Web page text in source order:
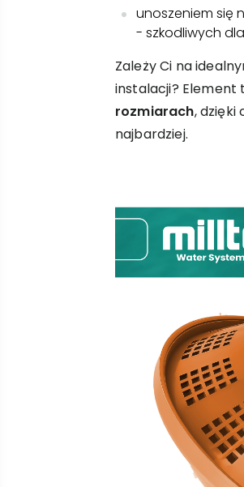
unoszeniem się
- szkodliwych
Zależy Ci na
instalacji? Element
rozmiarach, dzięki
najbardziej.